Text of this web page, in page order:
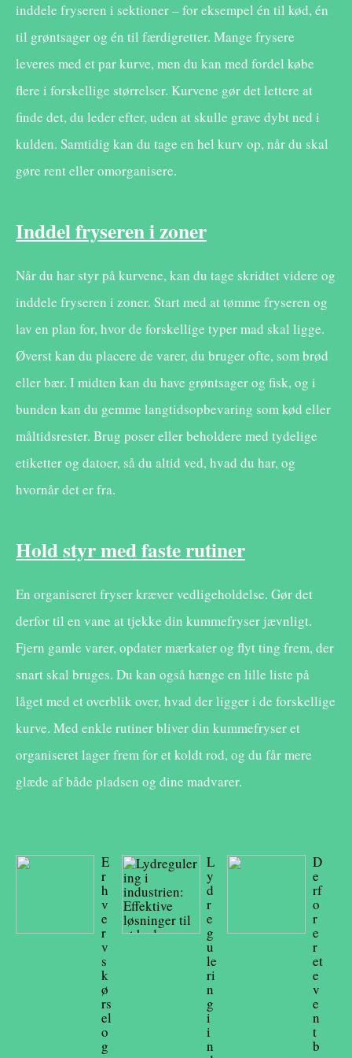
inddele fryseren i sektioner – for eksempel én til kød, én
til grøntsager og én til færdigretter. Mange frysere
leveres med et par kurve, men du kan med fordel købe
flere i forskellige størrelser. Kurvene gør det lettere at
finde det, du leder efter, uden at skulle grave dybt ned i
kulden. Samtidig kan du tage en hel kurv op, når du skal
gøre rent eller omorganisere.
Inddel fryseren i zoner
Når du har styr på kurvene, kan du tage skridtet videre og
inddele fryseren i zoner. Start med at tømme fryseren og
lav en plan for, hvor de forskellige typer mad skal ligge.
Øverst kan du placere de varer, du bruger ofte, som brød
eller bær. I midten kan du have grøntsager og fisk, og i
bunden kan du gemme langtidsopbevaring som kød eller
måltidsrester. Brug poser eller beholdere med tydelige
etiketter og datoer, så du altid ved, hvad du har, og
hvornår det er fra.
Hold styr med faste rutiner
En organiseret fryser kræver vedligeholdelse. Gør det
derfor til en vane at tjekke din kummefryser jævnligt.
Fjern gamle varer, opdater mærkater og flyt ting frem, der
snart skal bruges. Du kan også hænge en lille liste på
låget med et overblik over, hvad der ligger i de forskellige
kurve. Med enkle rutiner bliver din kummefryser et
organiseret lager frem for et koldt rod, og du får mere
glæde af både pladsen og dine madvarer.
E
r
h
v
e
r
v
s
k
ø
rs
el
o
g
L
y
d
r
e
g
u
le
ri
n
g
i
i
n
D
e
rf
o
r
e
r
et
e
v
e
n
t
b